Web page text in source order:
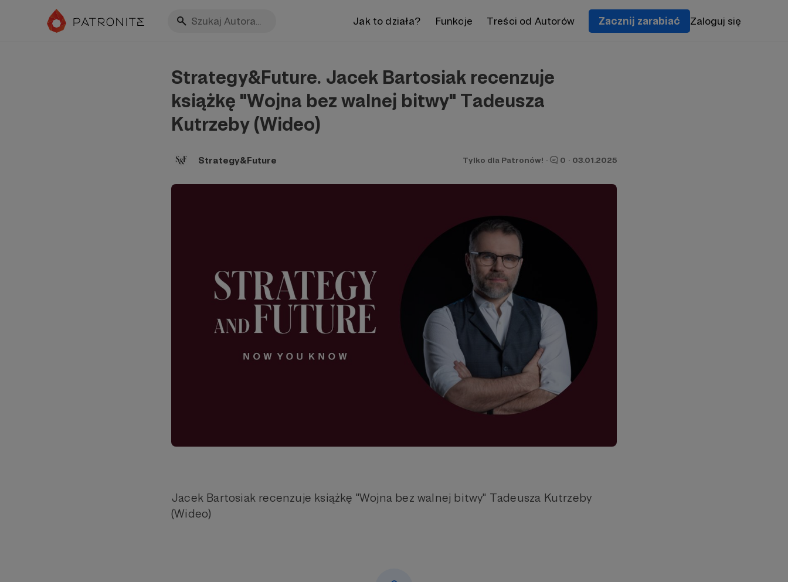
Jak to działa? Funkcje Treści od Autorów Zacznij zarabiać Zaloguj się
Strategy&Future. Jacek Bartosiak recenzuje
książkę "Wojna bez walnej bitwy" Tadeusza
Kutrzeby (Wideo)
Strategy&Future Tylko dla Patronów! · 0 · 03.01.2025
Jacek Bartosiak recenzuje książkę "Wojna bez walnej bitwy" Tadeusza Kutrzeby
(Wideo)